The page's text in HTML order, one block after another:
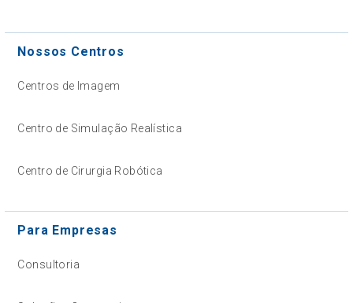
Nossos Centros
Centros de Imagem
Centro de Simulação Realística
Centro de Cirurgia Robótica
Para Empresas
Consultoria